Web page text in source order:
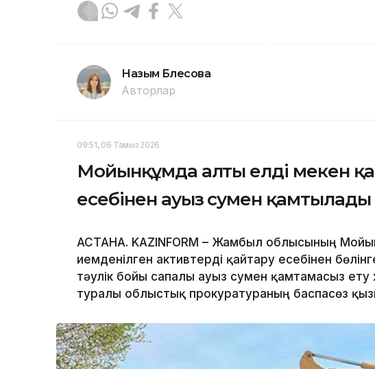
Назым Бөлесова
Авторлар
09:51, 06 Тамыз 2026
Мойынқұмда алты елді мекен
есебінен ауыз сумен қамтылады
АСТАНА. KAZINFORM – Жамбыл облысының
иемденілген активтерді қайтару есебінен
тәулік бойы сапалы ауыз сумен қамтамасыз
туралы облыстық прокуратураның баспасөз